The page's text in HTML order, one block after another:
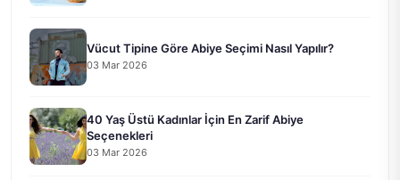
Vücut Tipine Göre Abiye Seçimi Nasıl Yapılır?
03 Mar 2026
40 Yaş Üstü Kadınlar İçin En Zarif Abiye
Seçenekleri
03 Mar 2026